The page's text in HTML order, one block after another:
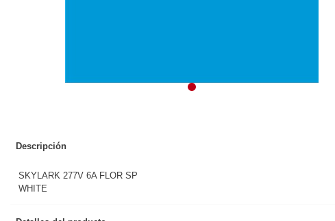
Descripción
SKYLARK 277V 6A FLOR SP
WHITE